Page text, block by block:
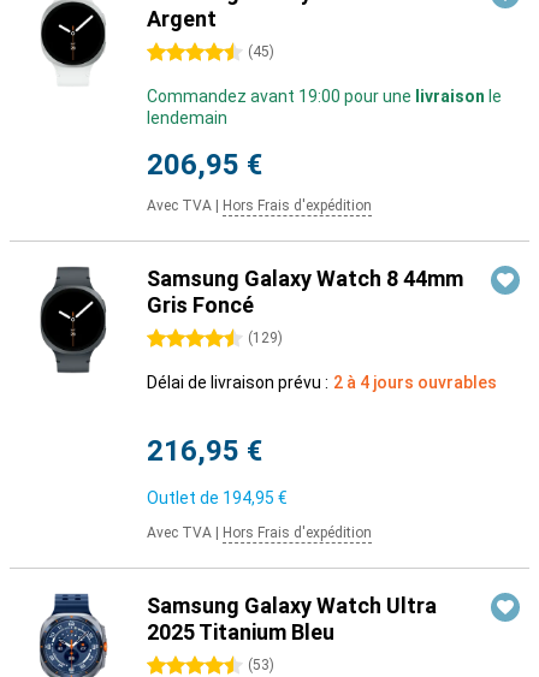
Argent
4.5 étoiles (45)
Commandez avant 19:00 pour une livraison le
lendemain
206,95 €
Avec TVA Hors Frais d'expédition
Samsung Galaxy Watch 8 44mm
Gris Foncé
4.5 étoiles (129)
Délai de livraison prévu : 2 à 4 jours ouvrables
216,95 €
Outlet de 194,95 €
Avec TVA Hors Frais d'expédition
Samsung Galaxy Watch Ultra
2025 Titanium Bleu
4.5 étoiles (53)